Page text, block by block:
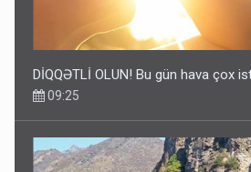
DİQQƏTLİ OLUN! Bu gün hava çox
09:25